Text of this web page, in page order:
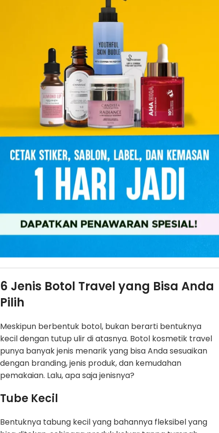
6 Jenis Botol Travel yang Bisa Anda
Pilih
Meskipun berbentuk botol, bukan berarti bentuknya
kecil dengan tutup ulir di atasnya. Botol kosmetik travel
punya banyak jenis menarik yang bisa Anda sesuaikan
dengan branding, jenis produk, dan kemudahan
pemakaian. Lalu, apa saja jenisnya?
Tube Kecil
Bentuknya tabung kecil yang bahannya fleksibel yang